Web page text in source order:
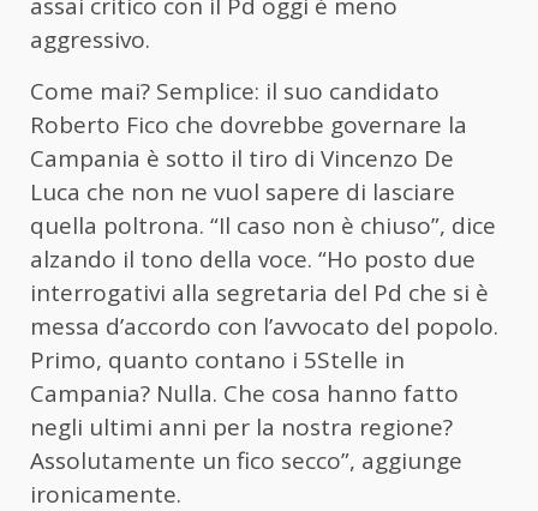
aggressivo.
Come mai? Semplice: il suo candidato
Roberto Fico che dovrebbe governare la
Campania è sotto il tiro di Vincenzo De
Luca che non ne vuol sapere di lasciare
quella poltrona. “Il caso non è chiuso”, dice
alzando il tono della voce. “Ho posto due
interrogativi alla segretaria del Pd che si è
messa d’accordo con l’avvocato del popolo.
Primo, quanto contano i 5Stelle in
Campania? Nulla. Che cosa hanno fatto
negli ultimi anni per la nostra regione?
Assolutamente un fico secco”, aggiunge
ironicamente.